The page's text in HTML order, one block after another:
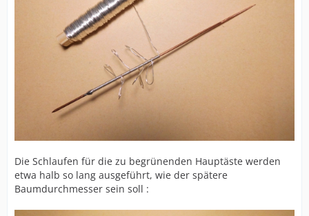
Die Schlaufen für die zu begrünenden Hauptäste werden
etwa halb so lang ausgeführt, wie der spätere
Baumdurchmesser sein soll :